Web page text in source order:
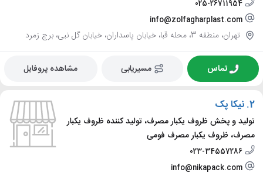
025-26711954
info@zolfagharplast.com
تهران، منطقه 3، محله قبا، خیابان پاسداران، خیابان گل نبی، برج زمرد
تماس مسیریابی مشاهده پروفایل
2. نیکا پک
تولید و پخش ظروف یکبار مصرف، تولید کننده ظروف یکبار
مصرف، ظروف یکبار مصرف فومی
023-34557286
info@nikapack.com